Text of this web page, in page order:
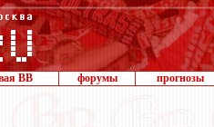
ВВ форумы прогнозы